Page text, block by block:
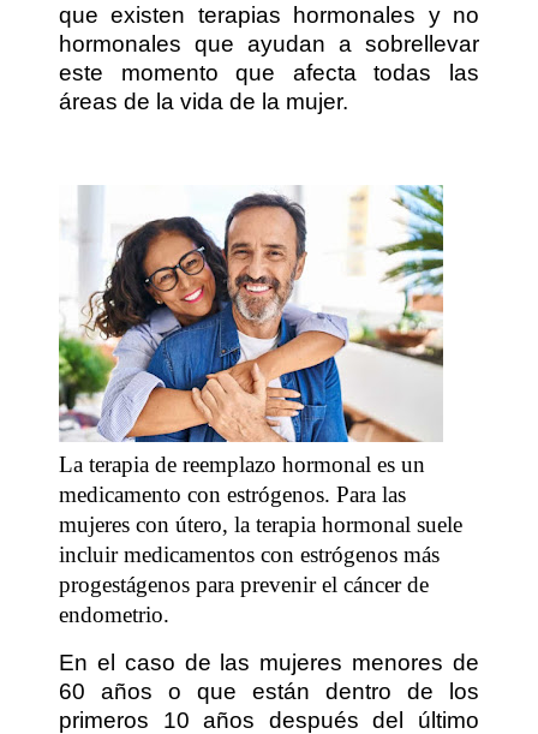
que existen terapias hormonales y no
hormonales que ayudan a sobrellevar
este momento que afecta todas las
áreas de la vida de la mujer.
La terapia de reemplazo hormonal es un
medicamento con estrógenos. Para las
mujeres con útero, la terapia hormonal suele
incluir medicamentos con estrógenos más
progestágenos para prevenir el cáncer de
endometrio.
En el caso de las mujeres menores de
60 años o que están dentro de los
primeros 10 años después del último